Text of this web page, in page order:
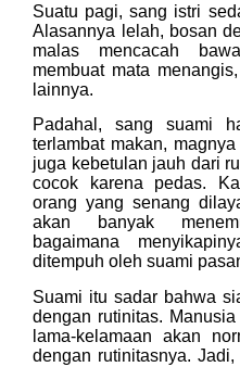
Suatu pagi, sang istri
Alasannya lelah, bosan
malas mencacah
membuat mata
lainnya.
Padahal, sang suami
terlambat makan,
juga kebetulan jauh dari
cocok karena pedas.
orang yang senang
akan banyak
bagaimana
ditempuh oleh suami
Suami itu sadar bahwa
dengan rutinitas.
lama-kelamaan akan
dengan rutinitasnya.